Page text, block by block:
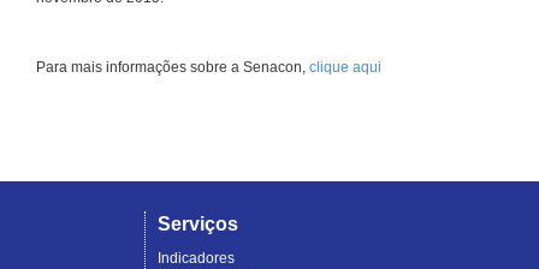
Para mais informações sobre a Senacon, clique aqui
Serviços
Indicadores